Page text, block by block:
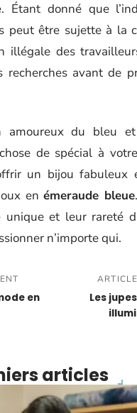
Étant donné que
peut être sujette à la
illégale des
recherches avant de
amoureux du bleu et
de spécial à
un bijou fabuleux
enémeraude bleue
unique et leur rareté
n’importe qui.
en
Les
articles